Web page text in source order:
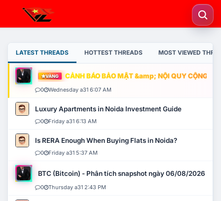
LATEST THREADS HOTTEST THREADS MOST VIEWED
VÀNG CẢNH BÁO BẢO MẬT &amp; NỘI QUY CỘNG
0 Wednesday a31 6:07 AM
Luxury Apartments in Noida Investment Guide
0 Friday a31 6:13 AM
Is RERA Enough When Buying Flats in Noida?
0 Friday a31 5:37 AM
BTC (Bitcoin) - Phân tích snapshot ngày 06/08/2026
0 Thursday a31 2:43 PM